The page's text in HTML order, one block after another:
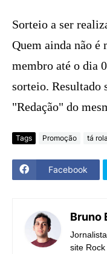
Sorteio a ser
Quem ainda não é
membro até o dia
sorteio. Resultado
"Redação" do
Tags Promoção tá
Facebook
Bruno
site